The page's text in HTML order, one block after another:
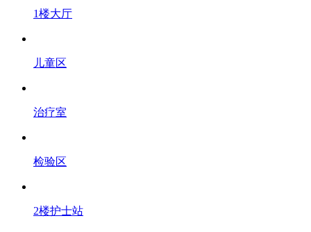
1楼大厅
儿童区
治疗室
检验区
2楼护士站